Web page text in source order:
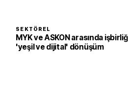
SEKTÖREL
MYK ve ASKON arasında
'yeşil ve dijital' dönüşüm